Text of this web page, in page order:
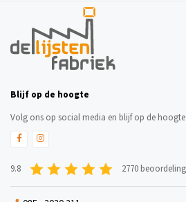
Blijf op de hoogte
Volg ons op social media en blijf op de
9.8 2770